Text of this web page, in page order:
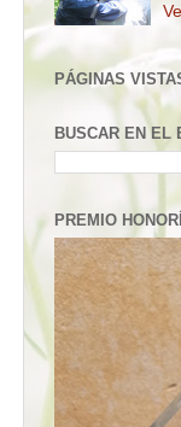
PÁGINAS
BUSCAR EN EL
PREMIO